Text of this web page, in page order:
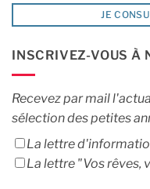
JE
INSCRIVEZ-VOUS À
Recevez par mail
sélection des petites
La lettre
La lettre "Vos rêves,